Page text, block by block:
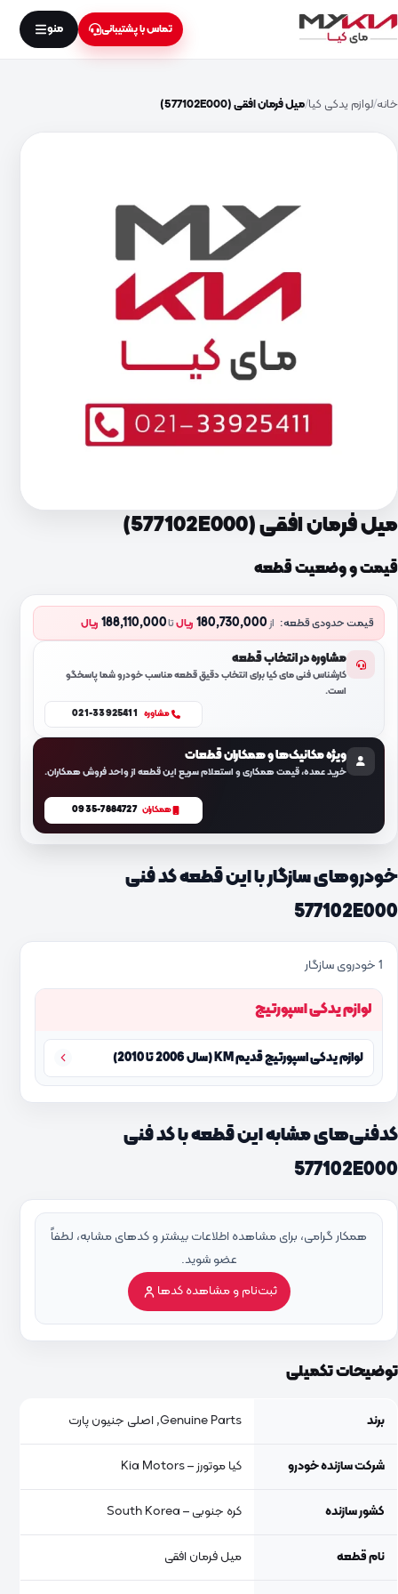
تماس با پشتیبانی منو
خانه لوازم یدکی کیا میل فرمان افقی (577102E000)
میل فرمان افقی (577102E000)
قیمت و وضعیت قطعه
قیمت حدودی قطعه: از180,730,000 ریالتا188,110,000 ریال
مشاوره در انتخاب قطعه
کارشناس فنی مای کیا برای انتخاب دقیق قطعه مناسب خودرو شما پاسخگو
است.
مشاوره 021-33925411
ویژه مکانیک‌ها و همکاران قطعات
خرید عمده، قیمت همکاری و استعلام سریع این قطعه از واحد فروش همکاران.
همکاران 0935-7884727
خودروهای سازگار با این قطعه کد فنی
577102E000
1 خودروی سازگار
لوازم یدکی اسپورتیج
لوازم یدکی اسپورتیج قدیم KM (سال 2006 تا 2010)
کدفنی‌های مشابه این قطعه با کد فنی
577102E000
همکار گرامی، برای مشاهده اطلاعات بیشتر و کدهای مشابه، لطفاً
عضو شوید.
ثبت‌نام و مشاهده کدها
توضیحات تکمیلی
برند Genuine Parts, اصلی جنیون پارت
شرکت سازنده خودرو کیا موتورز – Kia Motors
کشور سازنده کره جنوبی – South Korea
نام قطعه میل فرمان افقی